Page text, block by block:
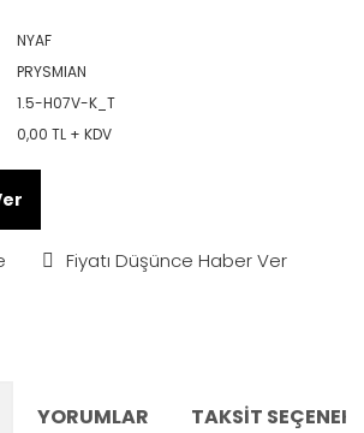
NYAF
PRYSMIAN
1.5-H07V-K_T
0,00 TL + KDV
Fiyatı Düşünce Haber Ver
YORUMLAR TAKSIT